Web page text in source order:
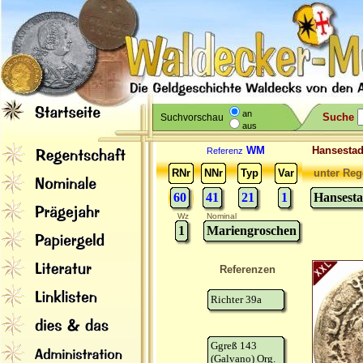
Suchvorschau
an
aus
Suche
Referenz WM
RNr
NNr Typ Var
60 41 21 1
unter
Wz Nominal
1 Mariengroschen
Referenzen
Richter 39a
Ggreß 143
(Galvano) Org.